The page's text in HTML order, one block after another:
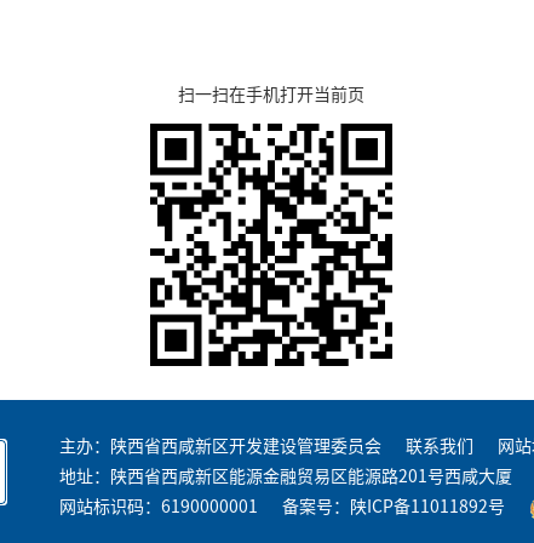
扫一扫在手机打开当前页
主办：陕西省西咸新区开发建设管理委员会 联系我们
网
地址：陕西省西咸新区能源金融贸易区能源路201号西咸大厦
网站标识码：6190000001
备案号： 陕ICP备11011892号